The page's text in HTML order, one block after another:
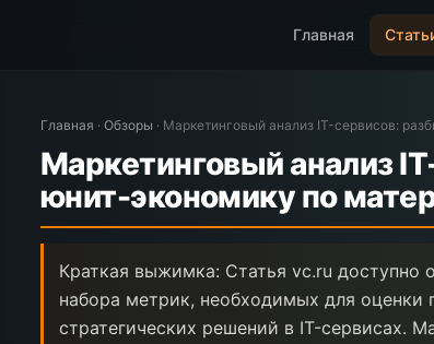
Главная
Главная · Обзоры · Маркетинговый анализ IT-сервисов:
Маркетинговый анализ
юнит-экономику по
Краткая выжимка: Статья vc.ru
набора метрик, необходимых для оценки
стратегических решений в IT-сервисах.